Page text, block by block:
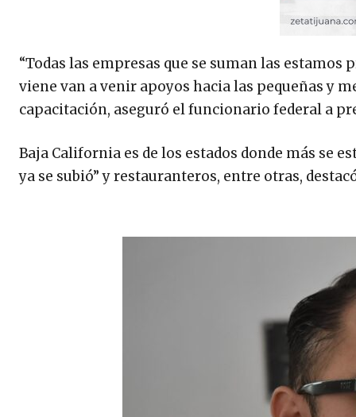
“Todas las empresas que se suman las
viene van a venir apoyos hacia las pequeñas y
capacitación, aseguró el funcionario federal a
Baja California es de los estados donde más se
ya se subió” y restauranteros, entre otras,